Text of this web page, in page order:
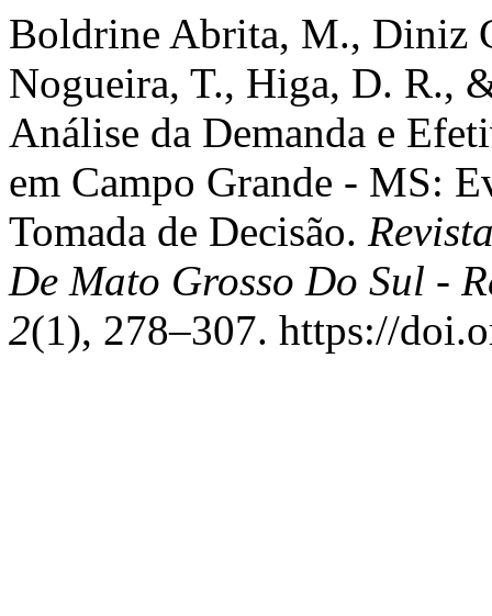
Boldrine Abrita, M., Diniz
Nogueira, T., Higa, D. R.,
Análise da Demanda e
em Campo Grande - MS:
Tomada de Decisão.
De Mato Grosso Do Sul -
2(1), 278–307. https://